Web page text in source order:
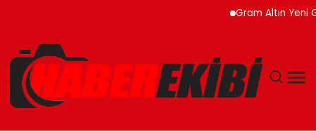
Gram Altın Yeni Güne